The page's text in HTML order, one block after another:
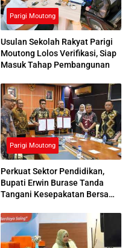
Parigi Moutong
Usulan Sekolah Rakyat Parigi
Moutong Lolos Verifikasi, Siap
Masuk Tahap Pembangunan
Parigi Moutong
Perkuat Sektor Pendidikan,
Bupati Erwin Burase Tanda
Tangani Kesepakatan Bersama